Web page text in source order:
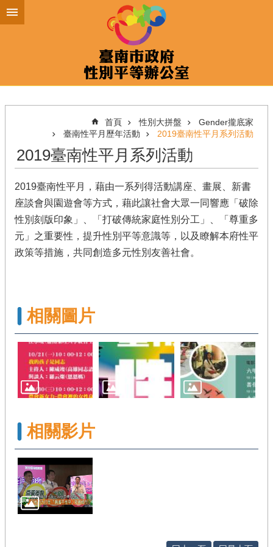
跳到主要內容區塊
首頁 性別大拼盤
Gender攏底家
臺南性平月歷年活動
2019臺南性平月系列活動
2019臺南性平月系列活動
2019臺南性平月，藉由一系列得活動講座、畫展、新書
座談會與園遊會等方式，藉此讓社會大眾一同響應「破除
性別刻版印象」、「打破傳統家庭性別分工」、「尊重多
元」之重要性，提升性別平等意識等，以及瞭解本府性平
政策等措施，共同創造多元性別友善社會。
相關圖片
相關影片